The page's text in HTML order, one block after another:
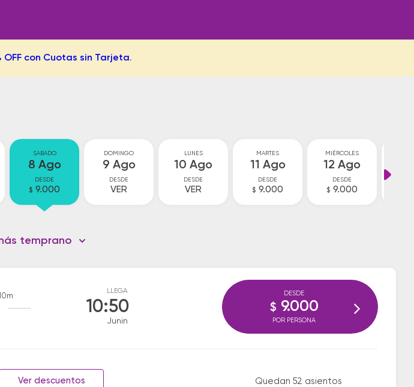
OFF con Cuotas sin Tarjeta.
SABADO
8 Ago
DESDE
$ 9.000
DOMINGO
9 Ago
DESDE
VER
LUNES
10 Ago
DESDE
VER
MARTES
11 Ago
DESDE
$ 9.000
MIÉRCOLES
12 Ago
DESDE
$ 9.000
temprano
LLEGA
10:50
Junin
Ver descuentos
Quedan 52 asientos
DESDE
$ 9.000
POR PERSONA